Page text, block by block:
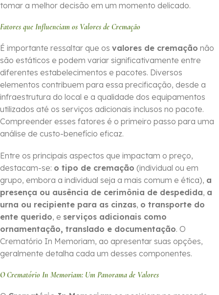
tomar a melhor decisão em um momento delicado.
Fatores que Influenciam os Valores de Cremação
É importante ressaltar que os valores de cremação não
são estáticos e podem variar significativamente entre
diferentes estabelecimentos e pacotes. Diversos
elementos contribuem para essa precificação, desde a
infraestrutura do local e a qualidade dos equipamentos
utilizados até os serviços adicionais inclusos no pacote.
Compreender esses fatores é o primeiro passo para uma
análise de custo-benefício eficaz.
Entre os principais aspectos que impactam o preço,
destacam-se: o tipo de cremação (individual ou em
grupo, embora a individual seja a mais comum e ética), a
presença ou ausência de cerimônia de despedida, a
urna ou recipiente para as cinzas, o transporte do
ente querido, e serviços adicionais como
ornamentação, translado e documentação. O
Crematório In Memoriam, ao apresentar suas opções,
geralmente detalha cada um desses componentes.
O Crematório In Memoriam: Um Panorama de Valores